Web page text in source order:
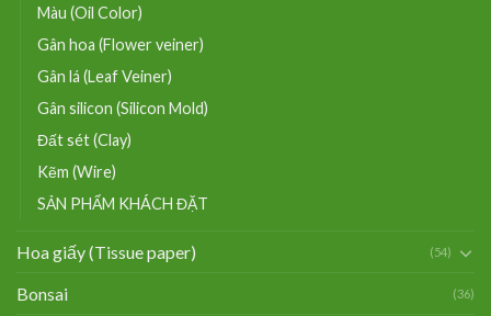
Màu (Oil Color)
Gân hoa (Flower veiner)
Gân lá (Leaf Veiner)
Gân silicon (Silicon Mold)
Đất sét (Clay)
Kẽm (Wire)
SẢN PHẨM KHÁCH ĐẶT
Hoa giấy (Tissue paper) (54)
Bonsai (36)